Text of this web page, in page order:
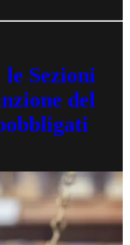
Sezioni
del